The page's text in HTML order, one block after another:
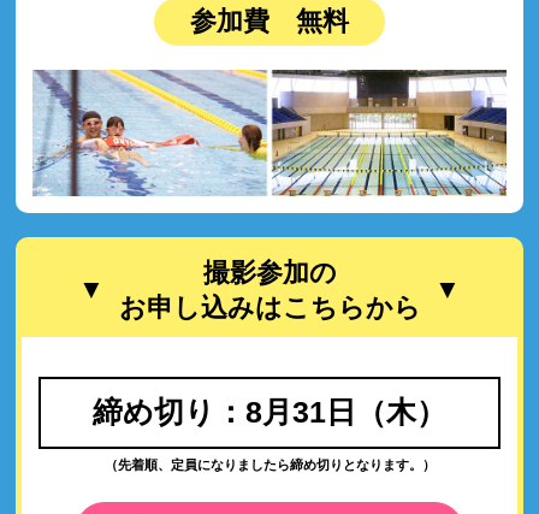
参加費 無料
撮影参加の
お申し込みはこちらから
締め切り：8月31日（木）
（先着順、定員になりましたら締め切りとなります。）